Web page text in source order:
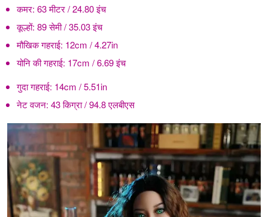
कमर: 63 मीटर / 24.80 इंच
कूल्हों: 89 सेमी / 35.03 इंच
मौखिक गहराई: 12cm / 4.27in
योनि की गहराई: 17cm / 6.69 इंच
गुदा गहराई: 14cm / 5.51in
नेट वजन: 43 किग्रा / 94.8 एलबीएस